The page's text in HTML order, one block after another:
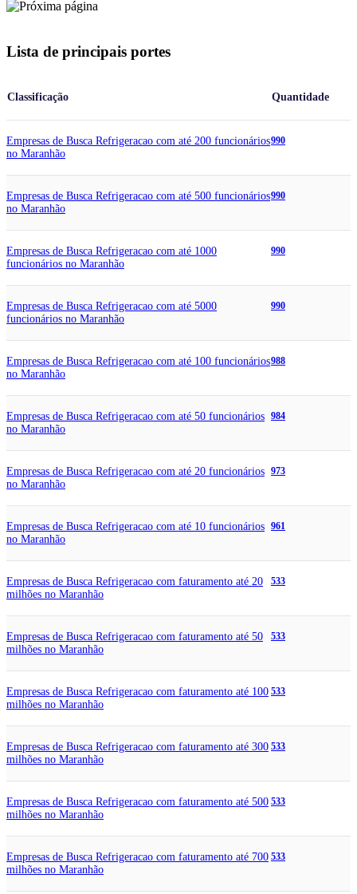
Lista de principais portes
Classificação Quantidade
Empresas de Busca Refrigeracao com até 200 funcionários
no Maranhão
990
Empresas de Busca Refrigeracao com até 500 funcionários
no Maranhão
990
Empresas de Busca Refrigeracao com até 1000
funcionários no Maranhão
990
Empresas de Busca Refrigeracao com até 5000
funcionários no Maranhão
990
Empresas de Busca Refrigeracao com até 100 funcionários
no Maranhão
988
Empresas de Busca Refrigeracao com até 50 funcionários
no Maranhão
984
Empresas de Busca Refrigeracao com até 20 funcionários
no Maranhão
973
Empresas de Busca Refrigeracao com até 10 funcionários
no Maranhão
961
Empresas de Busca Refrigeracao com faturamento até 20
milhões no Maranhão
533
Empresas de Busca Refrigeracao com faturamento até 50
milhões no Maranhão
533
Empresas de Busca Refrigeracao com faturamento até 100
milhões no Maranhão
533
Empresas de Busca Refrigeracao com faturamento até 300
milhões no Maranhão
533
Empresas de Busca Refrigeracao com faturamento até 500
milhões no Maranhão
533
Empresas de Busca Refrigeracao com faturamento até 700
milhões no Maranhão
533